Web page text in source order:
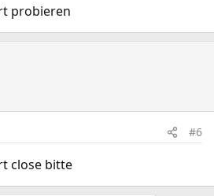
probieren
#6
close bitte